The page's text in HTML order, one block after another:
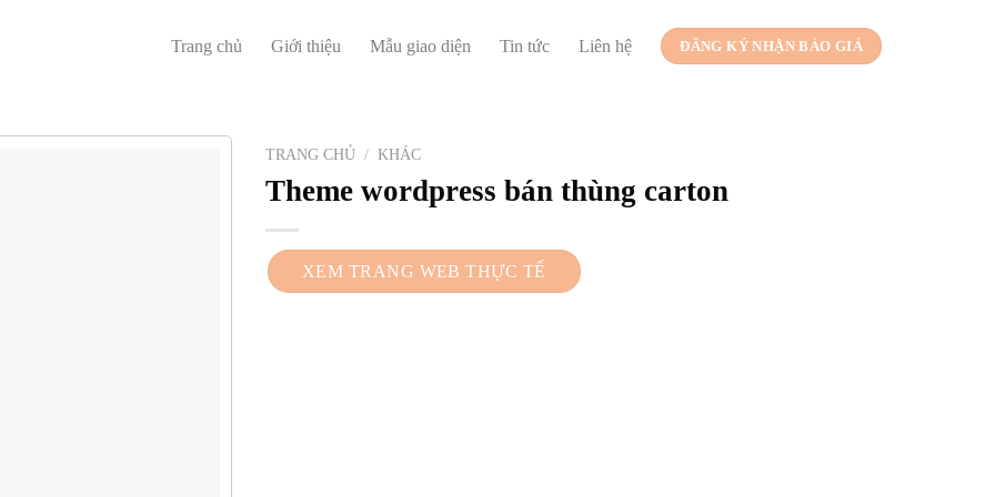
Trang chủ Giới thiệu Mẫu giao diện Tin tức Liên hệ ĐĂNG KÝ NHẬN BÁO GIÁ
TRANG CHỦ / KHÁC
Theme wordpress bán thùng carton
XEM TRANG WEB THỰC TẾ